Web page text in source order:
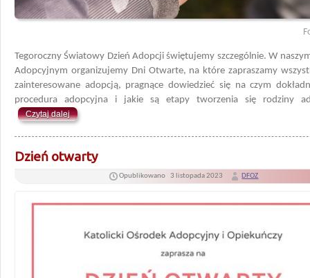
Tegoroczny Światowy Dzień Adopcji świętujemy szczególnie. W
Adopcyjnym organizujemy Dni Otwarte, na które zapraszamy
zainteresowane adopcją, pragnące dowiedzieć się na czym
procedura adopcyjna i jakie są etapy tworzenia się rodziny
Czytaj dalej
Dzień otwarty
Opublikowano 3 listopada 2023 DFOZ